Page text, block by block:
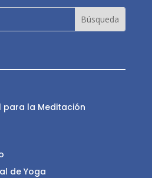
para la Meditación
de Yoga